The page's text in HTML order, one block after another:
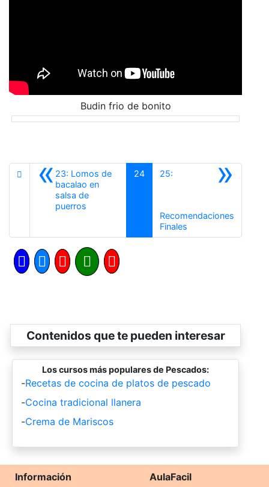
Budin frio de bonito
«23: Lomos de
bacalao en
salsa de
puerros
24 »
25:
Recomendaciones
Finales
Contenidos que te pueden interesar
Los cursos más populares de Pescados:
-Recetas de cocina de platos de pescado
-Cocina tradicional llanera
-Crema de Mariscos
Información
AulaFacil